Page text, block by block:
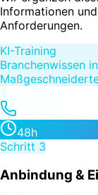
Informationen
Anforderungen.
KI-Training
Branchenwissen
3
48h
Schritt 3
Anbindung &